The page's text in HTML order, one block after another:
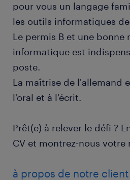
pour vous un langage
les outils informatiques
Le permis B et une bonne
informatique est
poste.
La maîtrise de l'allemand
l'oral et à l'écrit.
Prêt(e) à relever le défi ?
CV et montrez-nous votre
à propos de notre client